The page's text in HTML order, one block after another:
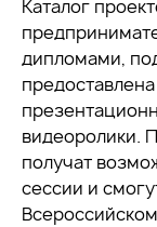
Каталог
дипломами,
видеоролики.
получат
сессии и